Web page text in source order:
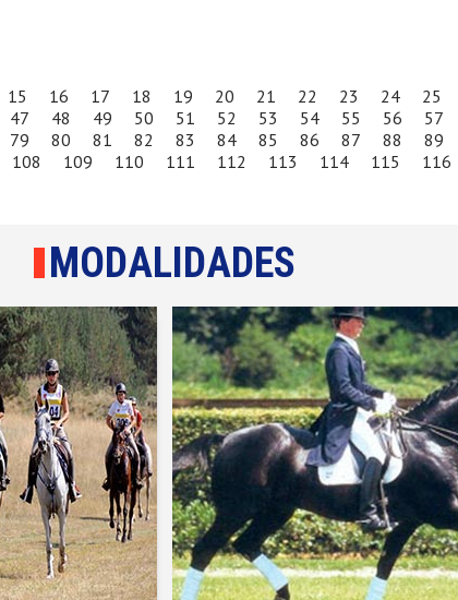
15 16 17 18 19 20 21 22 23 24 25
47 48 49 50 51 52 53 54 55 56 57
79 80 81 82 83 84 85 86 87 88 89
108 109 110 111 112 113 114 115 116
MODALIDADES